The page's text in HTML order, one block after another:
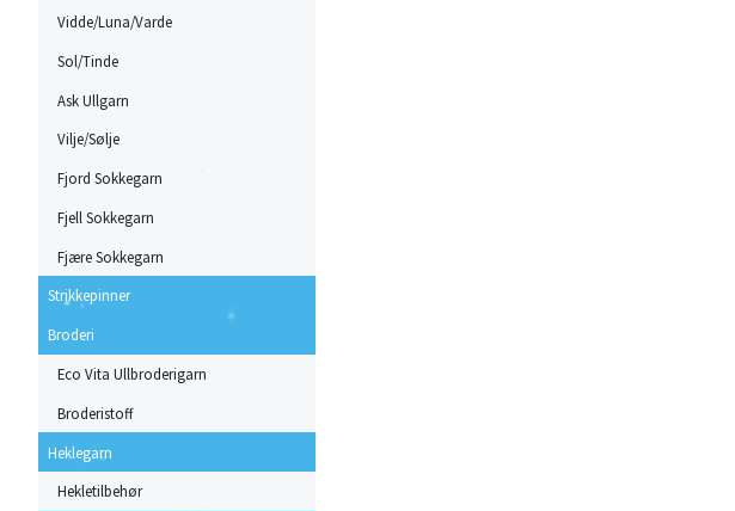
Vidde/Luna/Varde
Sol/Tinde
Ask Ullgarn
Vilje/Sølje
Fjord Sokkegarn
Fjell Sokkegarn
Fjære Sokkegarn
Strikkepinner
Broderi
Eco Vita Ullbroderigarn
Broderistoff
Heklegarn
Hekletilbehør